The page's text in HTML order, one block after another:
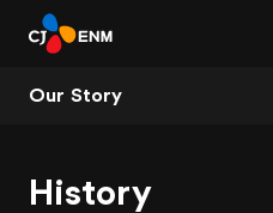
Our Story
History